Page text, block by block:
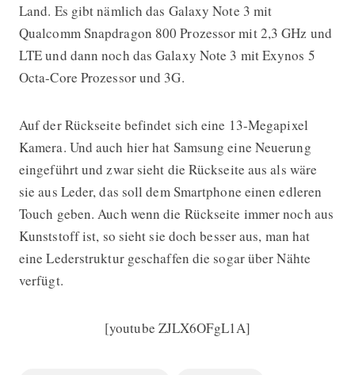
Land. Es gibt nämlich das Galaxy Note 3 mit
Qualcomm Snapdragon 800 Prozessor mit 2,3 GHz und
LTE und dann noch das Galaxy Note 3 mit Exynos 5
Octa-Core Prozessor und 3G.
Auf der Rückseite befindet sich eine 13-Megapixel
Kamera. Und auch hier hat Samsung eine Neuerung
eingeführt und zwar sieht die Rückseite aus als wäre
sie aus Leder, das soll dem Smartphone einen edleren
Touch geben. Auch wenn die Rückseite immer noch aus
Kunststoff ist, so sieht sie doch besser aus, man hat
eine Lederstruktur geschaffen die sogar über Nähte
verfügt.
[youtube ZJLX6OFgL1A]